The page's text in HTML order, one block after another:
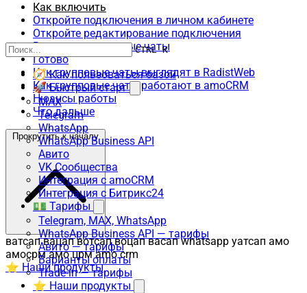
CTRL K
🧭 Как пользоваться базой
🚀 Быстрый старт
MAX
Telegram
WhatsApp
WhatsApp Business API
Авито
VK Сообщества
Интеграция с amoCRM
Интеграция с Битрикс24
💵 Тарифы
Telegram, MAX, WhatsApp
WhatsApp Business API — тарифы
Авито — тарифы
Варианты оплаты
Trade-in — тарифы
⭐ Наши продукты
Как включить
Откройте подключения в личном кабинете
Откройте редактирование подключения
Включите групповые чаты
Готово
Как групповые чаты выглядят в RadistWeb
Как групповые чаты работают в amoCRM
Нюансы работы
Что дальше
Прокрутить к началу
ватсап вацап вотсап воцап васап whatsapp уатсап амо
амосрм амо црм amo crm
⭐ Наши продукты